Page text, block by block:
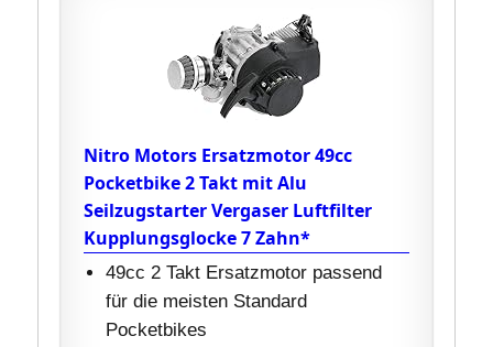
Nitro Motors Ersatzmotor 49cc
Pocketbike 2 Takt mit Alu
Seilzugstarter Vergaser Luftfilter
Kupplungsglocke 7 Zahn*
49cc 2 Takt Ersatzmotor passend
für die meisten Standard
Pocketbikes